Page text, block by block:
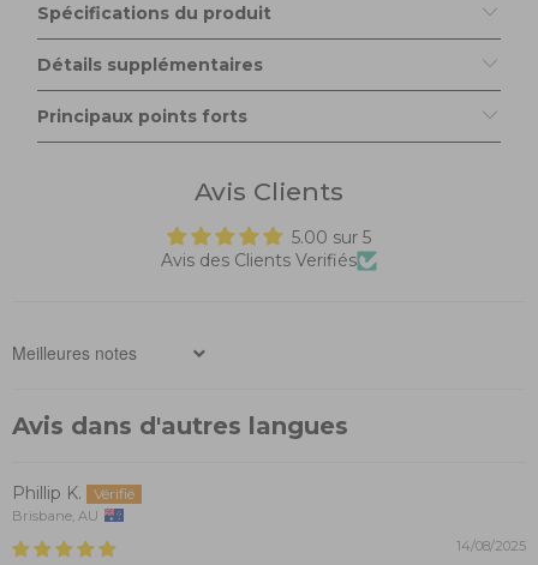
Spécifications du produit
Détails supplémentaires
Principaux points forts
Avis Clients
5.00 sur 5
Avis des Clients Verifiés
Sort by
Avis dans d'autres langues
Phillip K.
Brisbane, AU
14/08/2025